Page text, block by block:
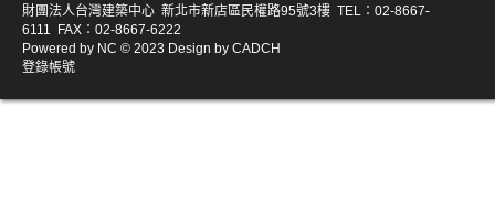
財團法人台灣建築中心 新北市新店區民權路95號3樓 TEL：02-8667-
6111 FAX：02-8667-6222
Powered by NC © 2023 Design by CADCH
登錄帳號